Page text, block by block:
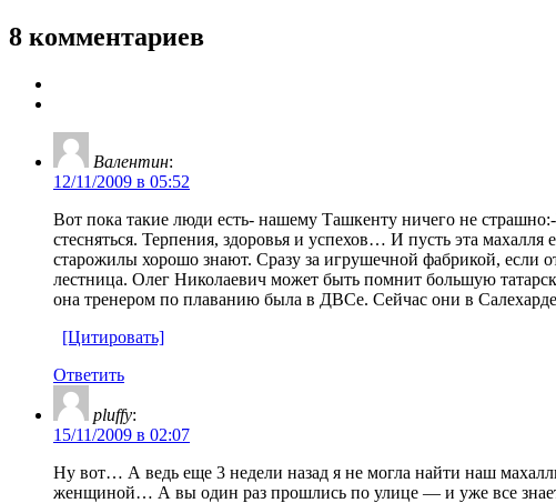
8 комментариев
Валентин:
12/11/2009 в 05:52
Вот пока такие люди есть- нашему Ташкенту ничего не
стесняться. Терпения, здоровья и успехов… И пусть эта
старожилы хорошо знают. Сразу за игрушечной фабрикой, если
лестница. Олег Николаевич может быть помнит большую
она тренером по плаванию была в ДВСе. Сейчас они в
[Цитировать]
Ответить
pluffy:
15/11/2009 в 02:07
Ну вот… А ведь еще 3 недели назад я не могла найти наш
женщиной… А вы один раз прошлись по улице — и уже все